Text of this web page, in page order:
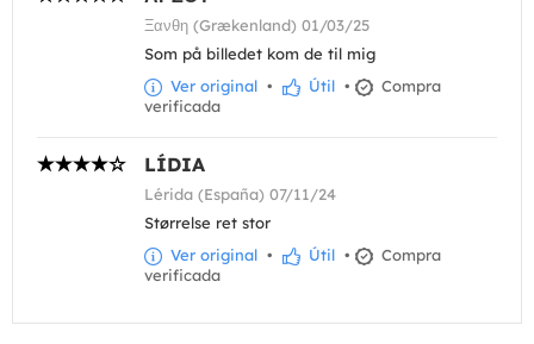
Ξανθη (Grækenland) 01/03/25
Som på billedet kom de til mig
Ver original • Útil •
Compra
verificada
LÍDIA
Lérida (España) 07/11/24
Størrelse ret stor
Ver original • Útil •
Compra
verificada